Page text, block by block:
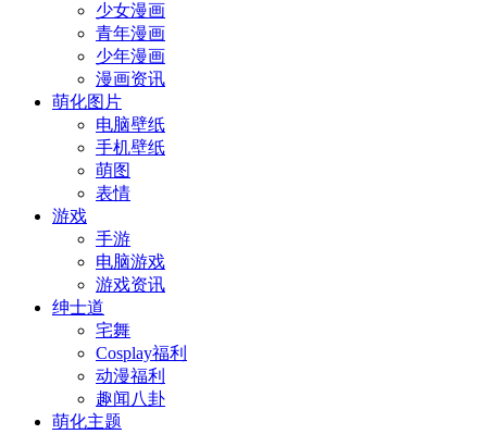
少女漫画
青年漫画
少年漫画
漫画资讯
萌化图片
电脑壁纸
手机壁纸
萌图
表情
游戏
手游
电脑游戏
游戏资讯
绅士道
宅舞
Cosplay福利
动漫福利
趣闻八卦
萌化主题